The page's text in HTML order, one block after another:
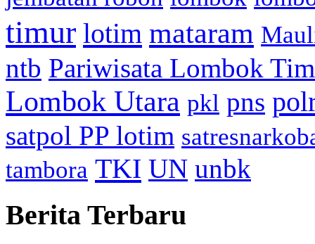
timur lotim mataram
ntb Pariwisata Lombok
Lombok Utara pkl pns
satpol PP lotim
tambora TKI UN unbk
Berita Terbaru